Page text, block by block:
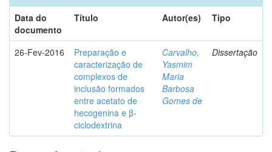
Data do
documento
Título Autor(es) Tipo
26-Fev-2016
Preparação e
caracterização de
complexos de
inclusão formados
entre acetato de
hecogenina e β-
ciclodextrina
Carvalho,
Yasmim
Maria
Barbosa
Gomes de
Dissertação